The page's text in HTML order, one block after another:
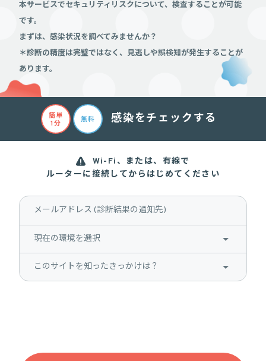
本サービスでセキュリティリスクについて、検査することが可能
です。
まずは、感染状況を調べてみませんか？
＊診断の精度は完璧ではなく、見逃しや誤検知が発生することが
あります。
簡単
1分
無料 感染をチェックする
Wi-Fi、または、有線で
ルーターに接続してからはじめてください